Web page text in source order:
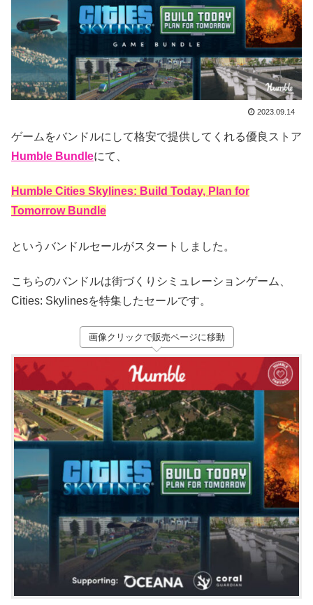
2023.09.14
ゲームをバンドルにして格安で提供してくれる優良ストア
Humble Bundleにて、
Humble Cities Skylines: Build Today, Plan for
Tomorrow Bundle
というバンドルセールがスタートしました。
こちらのバンドルは街づくりシミュレーションゲーム、
Cities: Skylinesを特集したセールです。
画像クリックで販売ページに移動